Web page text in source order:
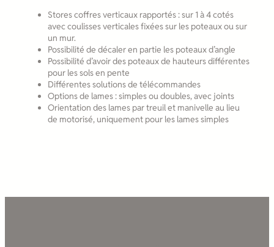
Stores coffres verticaux rapportés : sur 1 à 4 cotés
avec coulisses verticales fixées sur les poteaux ou sur
un mur.
Possibilité de décaler en partie les poteaux d’angle
Possibilité d’avoir des poteaux de hauteurs différentes
pour les sols en pente
Différentes solutions de télécommandes
Options de lames : simples ou doubles, avec joints
Orientation des lames par treuil et manivelle au lieu
de motorisé, uniquement pour les lames simples